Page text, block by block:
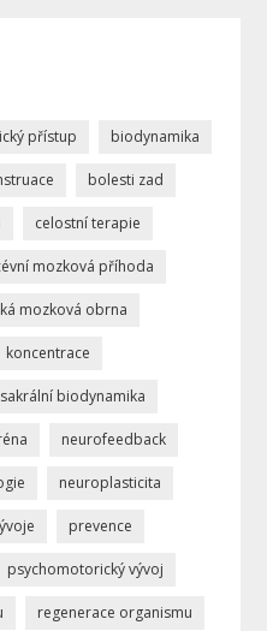
přístup biodynamika
bolesti zad
celostní terapie
mozková příhoda
mozková obrna
koncentrace
biodynamika
neurofeedback
neuroplasticita
prevence
psychomotorický vývoj
regenerace organismu